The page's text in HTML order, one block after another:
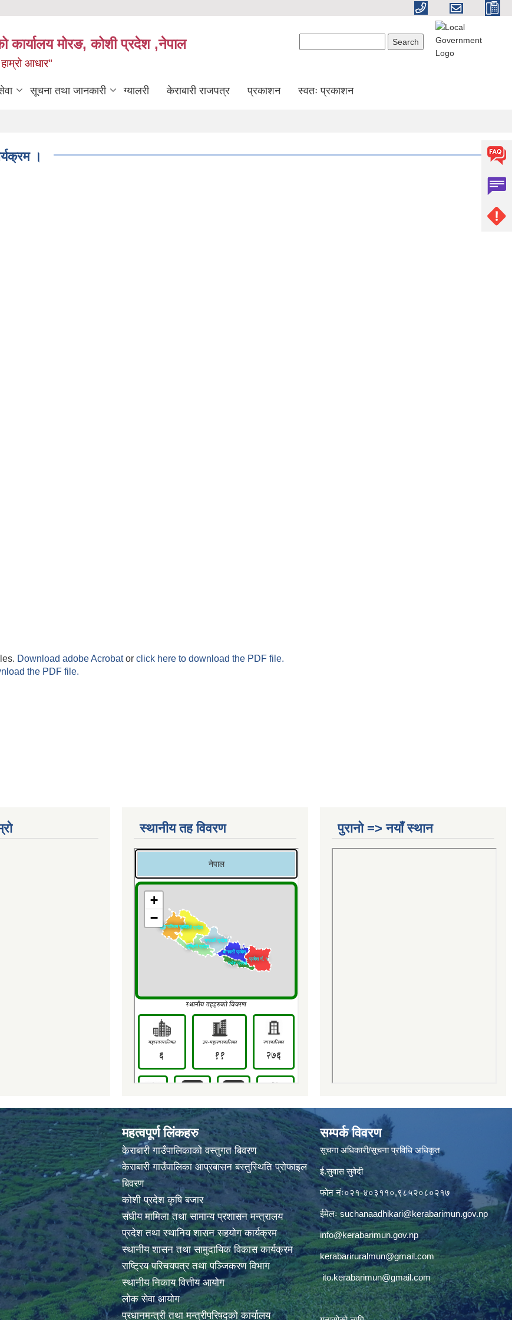
कार्यालय मोरङ, कोशी प्रदेश ,नेपाल
हाम्रो आधार"
सूचना तथा जानकारी ग्यालरी केराबारी राजपत्र प्रकाशन स्वतः प्रकाशन
।
Download adobe Acrobator click here to download the PDF file.
the PDF file.
स्थानीय तह विवरण पुरानो => नयाँ स्थान
महत्वपूर्ण लिंकहरु
केराबारी गाउँपालिकाको वस्तुगत बिवरण
केराबारी गाउँपालिका आप्रबासन बस्तुस्थिति प्रोफाइल
बिवरण
कोशी प्रदेश कृषि बजार
संघीय मामिला तथा सामान्य प्रशासन मन्त्रालय
प्रदेश तथा स्थानिय शासन सहयोग कार्यक्रम
स्थानीय शासन तथा सामुदायिक विकास कार्यक्रम
राष्ट्रिय परिचयपत्र तथा पञ्जिकरण विभाग
स्थानीय निकाय वित्तीय आयोग
लोक सेवा आयोग
प्रधानमन्त्री तथा मन्त्रीपरिषद्को कार्यालय
सम्पर्क विवरण
सूचना अधिकारी/सूचना प्रविधि अधिकृत
ई.सुवास सुवेदी
फोन नंः०२१-४०३११०,९८५२०८०२१७
ईमेलःsuchanaadhikari@kerabarimun.gov.np
info@kerabarimun.gov.np
kerabariruralmun@gmail.com
ito.kerabarimun@gmail.com